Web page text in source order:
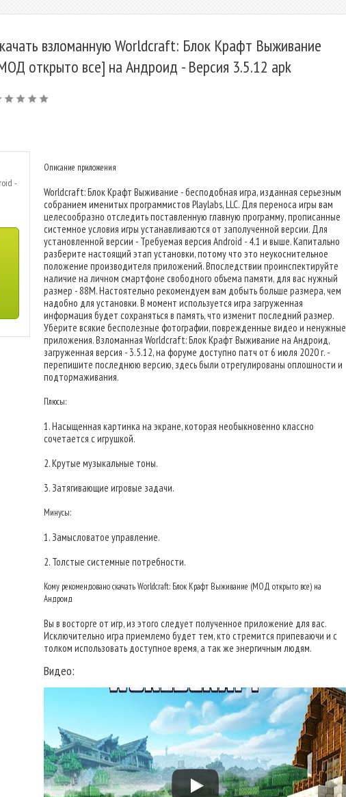
взломанную Worldcraft: Блок Крафт Выживание
открыто все] на Андроид - Версия 3.5.12 apk
-
Описание приложения
Worldcraft: Блок Крафт Выживание - бесподобная игра, изданная серьезным
собранием именитых программистов Playlabs, LLC. Для переноса игры вам
целесообразно отследить поставленную главную программу, прописанные
системное условия игры устанавливаются от заполученной версии. Для
установленной версии - Требуемая версия Android - 4.1 и выше. Капитально
разберите настоящий этап установки, потому что это неукоснительное
положение производителя приложений. Впоследствии проинспектируйте
наличие на личном смартфоне свободного объема памяти, для вас нужный
размер - 88M. Настоятельно рекомендуем вам добыть больше размера, чем
надобно для установки. В момент используется игра загруженная
информация будет сохраняться в память, что изменит последний размер.
Уберите всякие бесполезные фотографии, поврежденные видео и ненужные
приложения. Взломанная Worldcraft: Блок Крафт Выживание на Андроид,
загруженная версия - 3.5.12, на форуме доступно патч от 6 июля 2020 г. -
перепишите последнюю версию, здесь были отрегулированы оплошности и
подтормаживания.
Плюсы:
1. Насыщенная картинка на экране, которая необыкновенно классно
сочетается с игрушкой.
2. Крутые музыкальные тоны.
3. Затягивающие игровые задачи.
Минусы:
1. Замысловатое управление.
2. Толстые системные потребности.
Кому рекомендовано скачать Worldcraft: Блок Крафт Выживание (МОД открыто все) на
Андроид
Вы в восторге от игр, из этого следует полученное приложение для вас.
Исключительно игра приемлемо будет тем, кто стремится припеваючи и с
толком использовать доступное время, а так же энергичным людям.
Видео: